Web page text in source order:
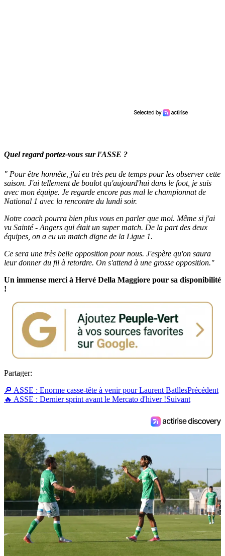
Quel regard portez-vous sur l'ASSE ?
" Pour être honnête, j'ai eu très peu de temps pour les observer cette
saison. J'ai tellement de boulot qu'aujourd'hui dans le foot, je suis
avec mon équipe. Je regarde encore pas mal le championnat de
National 1 avec la rencontre du lundi soir.
Notre coach pourra bien plus vous en parler que moi. Même si j'ai
vu Sainté - Angers qui était un super match. De la part des deux
équipes, on a eu un match digne de la Ligue 1.
Ce sera une très belle opposition pour nous. J'espère qu'on saura
leur donner du fil à retordre. On s'attend à une grosse opposition."
Un immense merci à Hervé Della Maggiore pour sa disponibilité
!
Partager:
🔎 ASSE : Enorme casse-tête à venir pour Laurent BatllesPrécédent
🔥 ASSE : Dernier sprint avant le Mercato d'hiver !Suivant